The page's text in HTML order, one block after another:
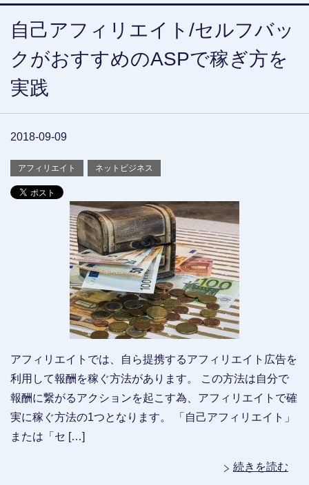
自己アフィリエイト/セルフバッ
クがおすすめのASPで稼ぎ方を
実践
2018-09-09
アフィリエイト ネットビジネス
アフィリエイトでは、自ら提携するアフィリエイト広告を
利用して報酬を稼ぐ方法があります。 この方法は自分で
報酬に繋がるアクションを起こす為、アフィリエイトで確
実に稼ぐ方法の1つとなります。 「自己アフィリエイト」
または「セ […]
続きを読む